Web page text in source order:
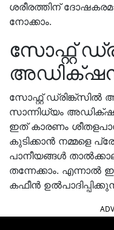
ശരീരത്തിന്
നോക്കാം.
സോഫ്റ്റ്
സോഫ്റ്റ് ഡ്രിങ്ക്സിൽ
സാന്നിധ്യം
ഇത് കാരണം
കുടിക്കാൻ നമ്മളെ
പാനീയങ്ങൾ
തന്നേക്കാം. എന്നാൽ
കഫീൻ